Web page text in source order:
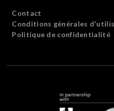
Contact
Conditions générales
Politique de confidentialité